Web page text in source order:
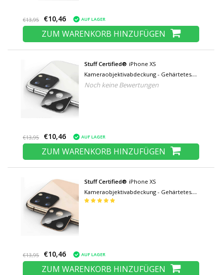
€13,95 €10,46 AUF LAGER
ZUM WARENKORB HINZUFÜGEN
Stuff Certified® iPhone XS
Kameraobjektivabdeckung - Gehärtetes
Glas und Metallring Weiß
Noch keine Bewertungen
€13,95 €10,46 AUF LAGER
ZUM WARENKORB HINZUFÜGEN
Stuff Certified® iPhone XS
Kameraobjektivabdeckung - Gehärtetes
Glas und Metallring Gold
€13,95 €10,46 AUF LAGER
ZUM WARENKORB HINZUFÜGEN